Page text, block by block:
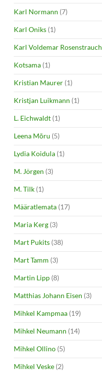
Karl Normann (7)
Karl Oniks (1)
Karl Voldemar Rosenstrauch
Kotsama (1)
Kristian Maurer (1)
Kristjan Luikmann (1)
L. Eichwaldt (1)
Leena Mõru (5)
Lydia Koidula (1)
M. Jörgen (3)
M. Tilk (1)
Määratlemata (17)
Maria Kerg (3)
Mart Pukits (38)
Mart Tamm (3)
Martin Lipp (8)
Matthias Johann Eisen (3)
Mihkel Kampmaa (19)
Mihkel Neumann (14)
Mihkel Ollino (5)
Mihkel Veske (2)